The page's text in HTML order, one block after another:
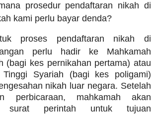
prosedur pendaftaran nikah di
kami perlu bayar denda?
proses pendaftaran nikah di
perlu hadir ke Mahkamah
(bagi kes pernikahan pertama) atau
Syariah (bagi kes poligami)
nikah luar negara. Setelah
perbicaraan, mahkamah akan
surat perintah untuk tujuan